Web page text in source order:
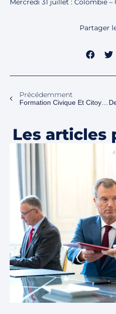
Mercredi 31 juillet : Colombie –
Partager
Précédemment
Formation Civique Et Citoyenne Pour Diffuser Les Valeurs De L’Olympisme
Les articles